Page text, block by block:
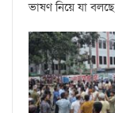
ভাষণ নিয়ে যা